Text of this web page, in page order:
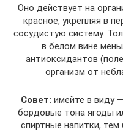
Оно действует на
красное, укрепляя в
сосудистую систему.
в белом вине
антиоксидантов
организм от
Совет: имейте в виду
бордовые тона ягоды
спиртные напитки,